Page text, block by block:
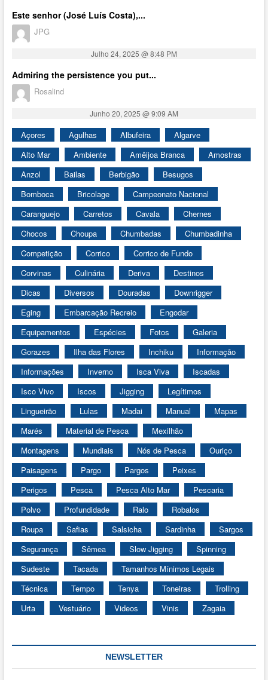
Este senhor (José Luís Costa),...
JPG
Julho 24, 2025 @ 8:48 PM
Admiring the persistence you put...
Rosalind
Junho 20, 2025 @ 9:09 AM
Açores Agulhas Albufeira
Algarve
Alto Mar
Ambiente Amêijoa Branca
Amostras
Anzol
Bailas Berbigão
Besugos
Bomboca
Bricolage
Campeonato Nacional
Caranguejo
Carretos Cavala
Chernes
Chocos
Choupa Chumbadas
Chumbadinha
Competição
Corrico
Corrico de Fundo
Corvinas
Culinária Deriva
Destinos
Dicas
Diversos Douradas
Downrigger
Eging
Embarcação Recreio
Engodar
Equipamentos
Espécies Fotos
Galeria
Gorazes
Ilha das Flores Inchiku
Informação
Informações
Inverno Isca Viva
Iscadas
Isco Vivo
Iscos Jigging
Legítimos
Lingueirão
Lulas Madai Manual
Mapas
Marés
Material de Pesca
Mexilhão
Montagens
Mundiais Nós de Pesca
Ouriço
Paisagens
Pargo Pargos
Peixes
Perigos
Pesca Pesca Alto Mar
Pescaria
Polvo
Profundidade Ralo
Robalos
Roupa
Safias Salsicha Sardinha
Sargos
Segurança
Sêmea Slow Jigging
Spinning
Sudeste
Tacada
Tamanhos Mínimos Legais
Técnica
Tempo Tenya Toneiras
Trolling
Urta
Vestuário Videos Vinis Zagaia
NEWSLETTER